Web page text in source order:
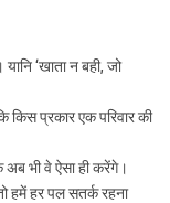
‘खाता न बही, जो
प्रकार एक परिवार की
अब भी वे ऐसा ही करेंगे।
हमें हर पल सतर्क रहना